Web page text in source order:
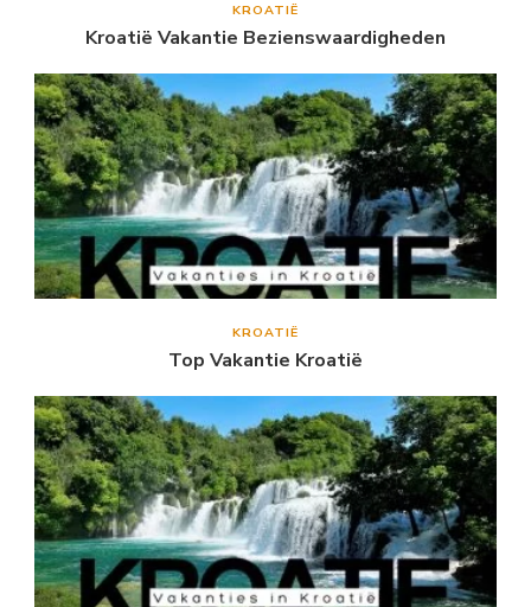
KROATIË
Kroatië Vakantie Bezienswaardigheden
KROATIË
Top Vakantie Kroatië